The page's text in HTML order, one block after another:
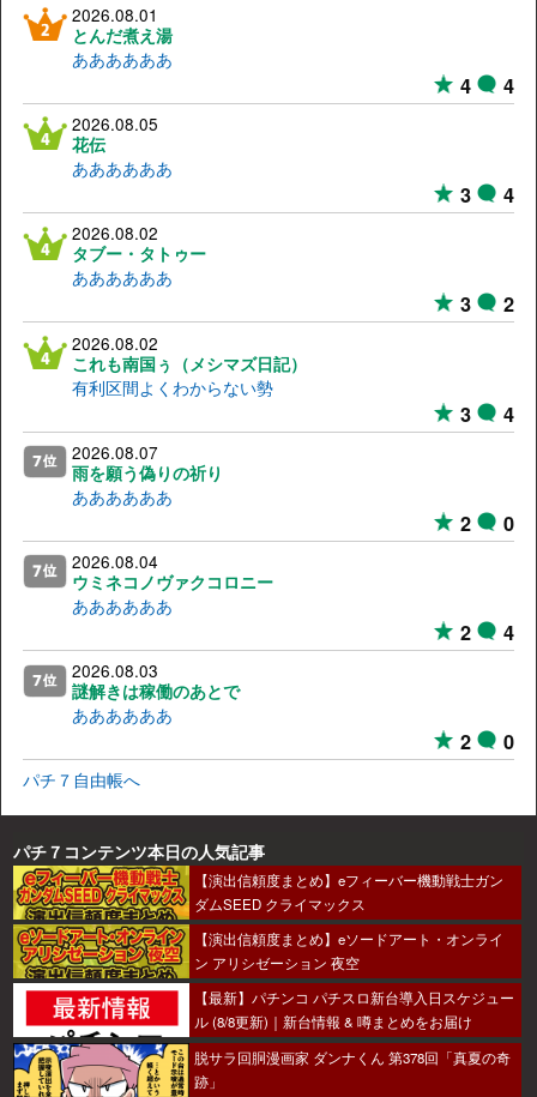
2026.08.01
とんだ煮え湯
ああああああ
4 4
2026.08.05
花伝
ああああああ
3 4
2026.08.02
タブー・タトゥー
ああああああ
3 2
2026.08.02
これも南国ぅ（メシマズ日記）
有利区間よくわからない勢
3 4
2026.08.07
雨を願う偽りの祈り
ああああああ
2 0
2026.08.04
ウミネコノヴァクコロニー
ああああああ
2 4
2026.08.03
謎解きは稼働のあとで
ああああああ
2 0
パチ７自由帳へ
パチ７コンテンツ本日の人気記事
【演出信頼度まとめ】eフィーバー機動戦士ガン
ダムSEED クライマックス
【演出信頼度まとめ】eソードアート・オンライ
ン アリシゼーション 夜空
【最新】パチンコ パチスロ新台導入日スケジュー
ル (8/8更新)｜新台情報 & 噂まとめをお届け
脱サラ回胴漫画家 ダンナくん 第378回「真夏の奇
跡」